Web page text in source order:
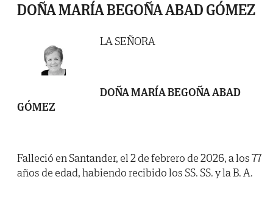
DOÑA MARÍA BEGOÑA ABAD GÓMEZ
LA SEÑORA
DOÑA MARÍA BEGOÑA ABAD
GÓMEZ
Falleció en Santander, el 2 de febrero de 2026, a los 77
años de edad, habiendo recibido los SS. SS. y la B. A.